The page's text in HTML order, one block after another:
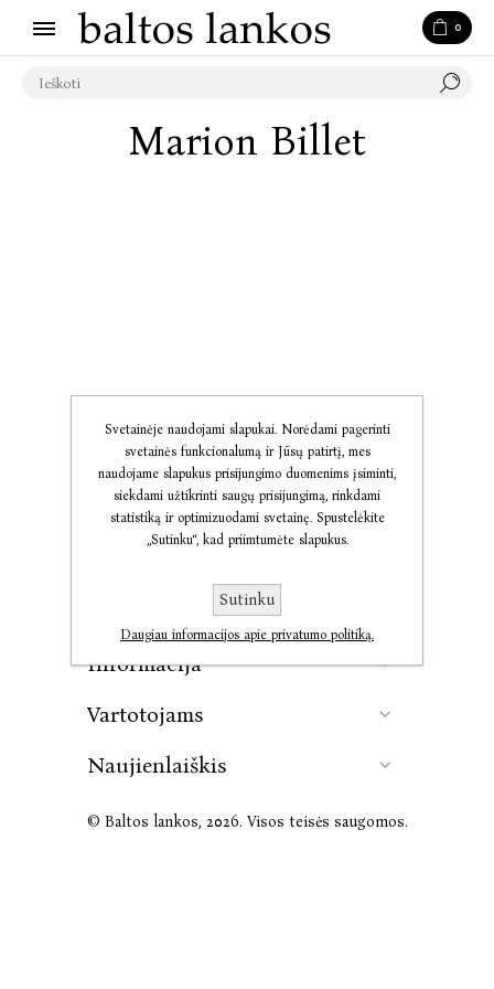
0
Marion Billet
Informacija
Vartotojams
Naujienlaiškis
© Baltos lankos, 2026. Visos teisės saugomos.
Svetainėje naudojami slapukai. Norėdami pagerinti
svetainės funkcionalumą ir Jūsų patirtį, mes
naudojame slapukus prisijungimo duomenims įsiminti,
siekdami užtikrinti saugų prisijungimą, rinkdami
statistiką ir optimizuodami svetainę. Spustelėkite
„Sutinku“, kad priimtumėte slapukus.
Sutinku
Daugiau informacijos apie privatumo politiką.